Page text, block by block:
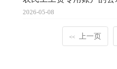
2026-05-08
<< 上一页